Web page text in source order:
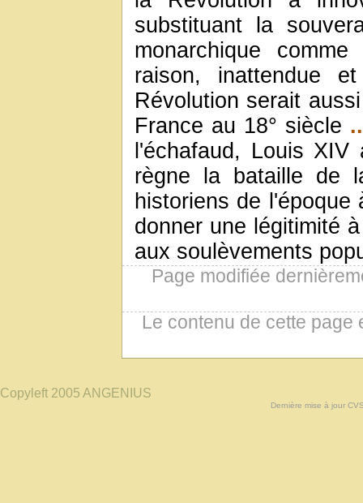
substituant la
monarchique
raison, inattendue
Révolution serait
France au 18° siècle
l'échafaud, Louis
règne la bataille de
historiens de
donner une légitimité
aux soulèvements
Page modifiée
Le contenu de cette
Copyleft 2005 ANGENIUS
Dernière mise à jour